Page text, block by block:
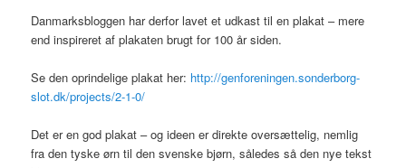
Danmarksbloggen har derfor lavet et udkast til en plakat – mere
end inspireret af plakaten brugt for 100 år siden.
Se den oprindelige plakat her: http://genforeningen.sonderborg-
slot.dk/projects/2-1-0/
Det er en god plakat – og ideen er direkte oversættelig, nemlig
fra den tyske ørn til den svenske bjørn, således så den nye tekst